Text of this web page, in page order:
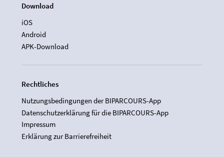
Download
iOS
Android
APK-Download
Rechtliches
Nutzungsbedingungen der BIPARCOURS-App
Datenschutzerklärung für die BIPARCOURS-App
Impressum
Erklärung zur Barrierefreiheit